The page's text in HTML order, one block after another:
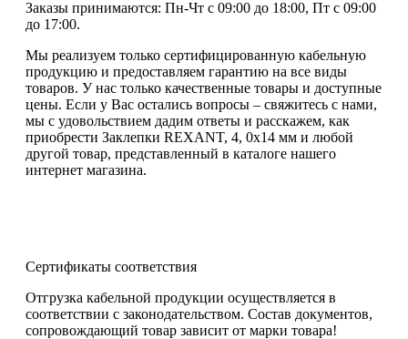
Заказы принимаются: Пн-Чт с 09:00 до 18:00, Пт с 09:00
до 17:00.
Мы реализуем только сертифицированную кабельную
продукцию и предоставляем гарантию на все виды
товаров. У нас только качественные товары и доступные
цены. Если у Вас остались вопросы – свяжитесь с нами,
мы с удовольствием дадим ответы и расскажем, как
приобрести Заклепки REXANT, 4, 0x14 мм и любой
другой товар, представленный в каталоге нашего
интернет магазина.
Сертификаты соответствия
Отгрузка кабельной продукции осуществляется в
соответствии с законодательством. Состав документов,
сопровождающий товар зависит от марки товара!